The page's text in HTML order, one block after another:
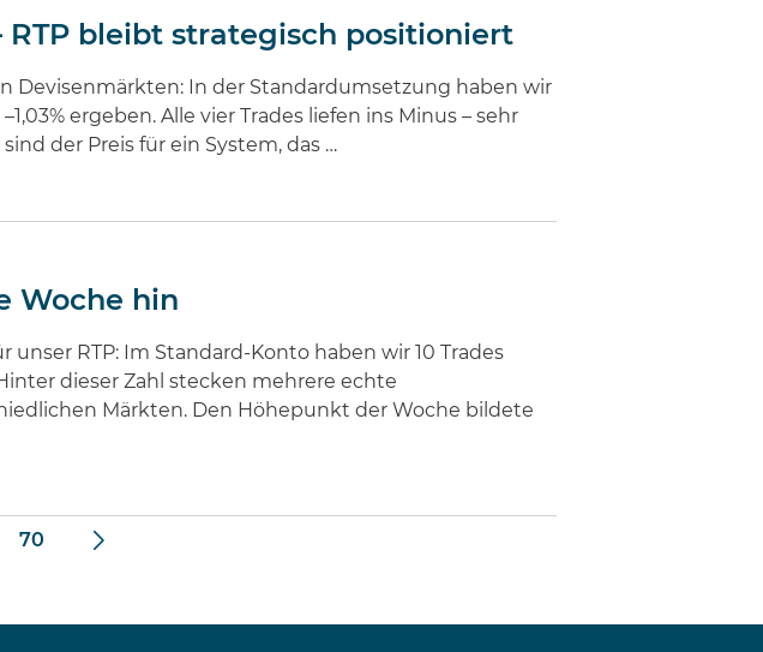
bleibt strategisch positioniert
Devisenmärkten: In der Standardumsetzung haben wir
ergeben. Alle vier Trades liefen ins Minus – sehr
der Preis für ein System, das …
Woche hin
RTP: Im Standard-Konto haben wir 10 Trades
dieser Zahl stecken mehrere echte
Märkten. Den Höhepunkt der Woche bildete
70